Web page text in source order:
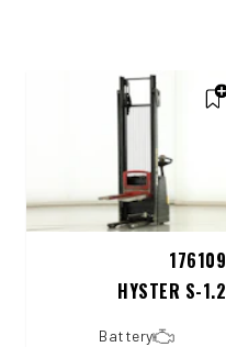
176109
HYSTER S-1.2
Battery